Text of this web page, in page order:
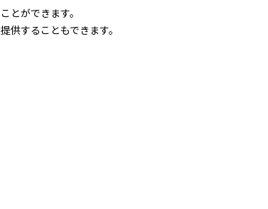
とができます。
することもできます。